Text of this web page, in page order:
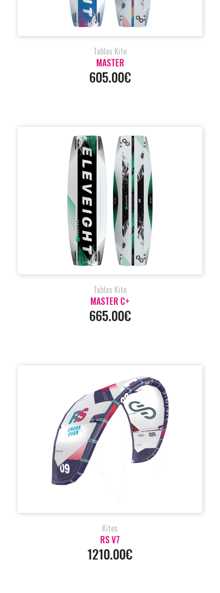
Tablas Kite
MASTER
605.00€
Tablas Kite
MASTER C+
665.00€
Kites
RS V7
1210.00€